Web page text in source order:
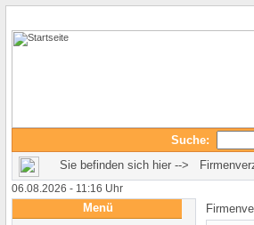
Suche:
Sie befinden sich hier -->
06.08.2026 - 11:16 Uhr
Menü